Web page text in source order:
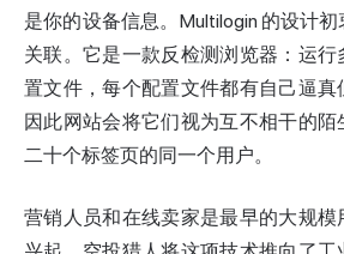
是你的设备信息。Multilogin 的设计
关联。它是一款反检测浏览器：运
置文件，每个配置文件都有自己逼真
因此网站会将它们视为互不相干的陌
二十个标签页的同一个用户。
营销人员和在线卖家是最早的大规模